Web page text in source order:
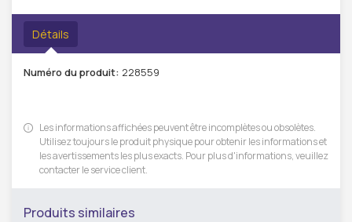
Détails
Numéro du produit: 228559
Les informations affichées peuvent être incomplètes ou obsolètes.
Utilisez toujours le produit physique pour obtenir les informations et
les avertissements les plus exacts. Pour plus d'informations, veuillez
contacter le service client.
Produits similaires